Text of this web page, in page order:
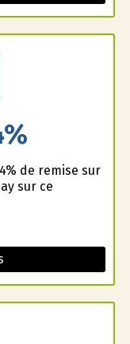
de remise sur
sur ce